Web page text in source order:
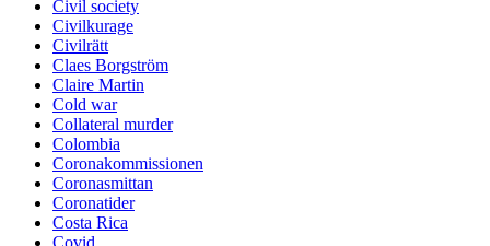
Civil society
Civilkurage
Civilrätt
Claes Borgström
Claire Martin
Cold war
Collateral murder
Colombia
Coronakommissionen
Coronasmittan
Coronatider
Costa Rica
Covid